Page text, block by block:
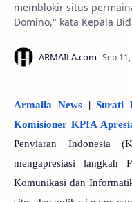
memblokir situs
Domino," kata Kepala
Armaila News|Surati
Komisioner KPIA
Penyiaran Indonesia
mengapresiasi langkah
Komunikasi dan